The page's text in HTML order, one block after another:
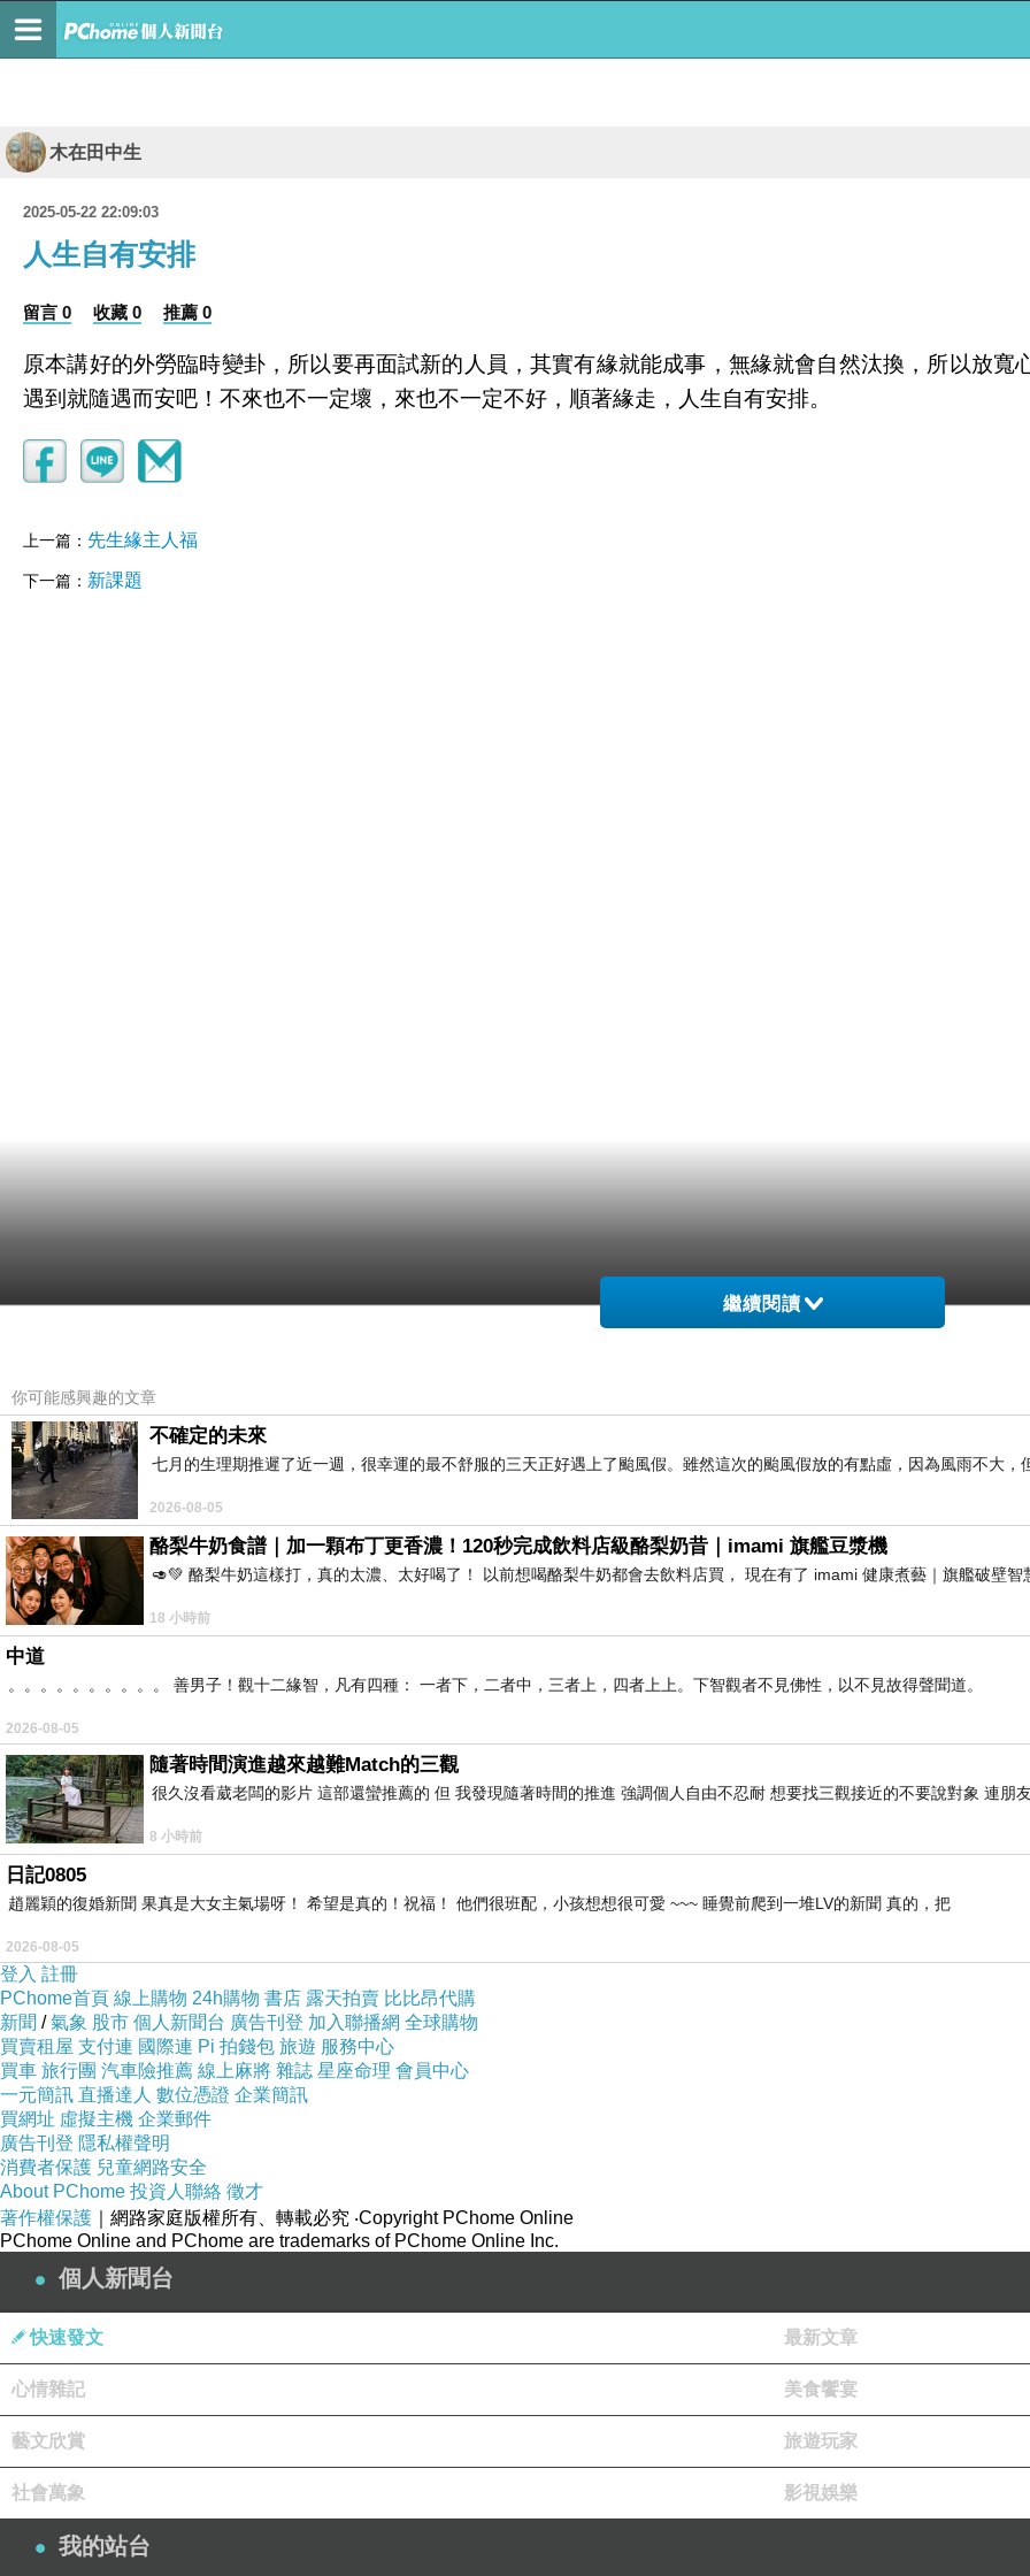
木在田中生
2025-05-22 22:09:03
人生自有安排
留言 0 收藏 0 推薦 0
原本講好的外勞臨時變卦，所以要再面試新的人員，其實有緣就能成事，無緣就會自然汰換，所以放寬
遇到就隨遇而安吧！不來也不一定壞，來也不一定不好，順著緣走，人生自有安排。
上一篇： 先生緣主人福
下一篇： 新課題
繼續閱讀
你可能感興趣的文章
不確定的未來
七月的生理期推遲了近一週，很幸運的最不舒服的三天正好遇上了颱風假。雖然這次的颱風假放的有點虛，因為風雨不大，
2026-08-05
酪梨牛奶食譜｜加一顆布丁更香濃！120秒完成飲料店級酪梨奶昔｜imami 旗艦豆漿機
🥑💚 酪梨牛奶這樣打，真的太濃、太好喝了！ 以前想喝酪梨牛奶都會去飲料店買， 現在有了 imami 健康煮藝｜旗艦破壁智
18 小時前
中道
。。。。。。。。。。 善男子！觀十二緣智，凡有四種： 一者下，二者中，三者上，四者上上。下智觀者不見佛性，以不見故得聲聞道。
2026-08-05
隨著時間演進越來越難Match的三觀
很久沒看葳老闆的影片 這部還蠻推薦的 但 我發現隨著時間的推進 強調個人自由不忍耐 想要找三觀接近的不要說對象 連朋
8 小時前
日記0805
趙麗穎的復婚新聞 果真是大女主氣場呀！ 希望是真的！祝福！ 他們很班配，小孩想想很可愛 ~~~ 睡覺前爬到一堆LV的新聞 真的，把
2026-08-05
登入 註冊
PChome首頁 線上購物 24h購物 書店 露天拍賣 比比昂代購
新聞 /氣象 股市 個人新聞台 廣告刊登 加入聯播網 全球購物
買賣租屋 支付連 國際連 Pi 拍錢包 旅遊 服務中心
買車 旅行團 汽車險推薦 線上麻將 雜誌 星座命理 會員中心
一元簡訊 直播達人 數位憑證 企業簡訊
買網址 虛擬主機 企業郵件
廣告刊登 隱私權聲明
消費者保護 兒童網路安全
About PChome 投資人聯絡 徵才
著作權保護 ｜網路家庭版權所有、轉載必究 ‧Copyright PChome Online
PChome Online and PChome are trademarks of PChome Online Inc.
個人新聞台
快速發文 最新文章
心情雜記 美食饗宴
藝文欣賞 旅遊玩家
社會萬象 影視娛樂
我的站台